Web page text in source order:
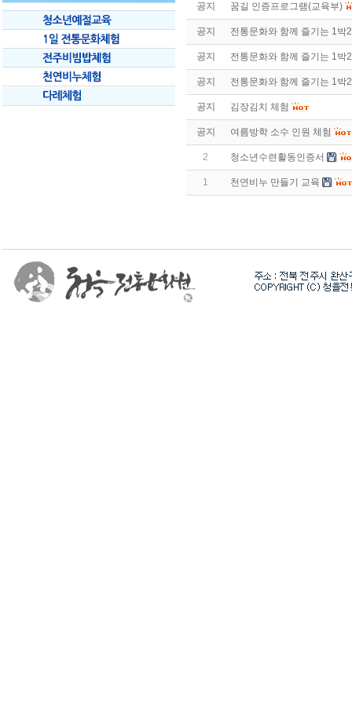
공지 꿈길 인증프로그램(교육부)
공지 전통문화와 함께 즐기는 1박
공지 전통문화와 함께 즐기는 1박
공지 전통문화와 함께 즐기는 1박
공지 김장김치 체험
공지 여름방학 소수 인원 체험
2 청소년수련활동인증서
1 천연비누 만들기 교육